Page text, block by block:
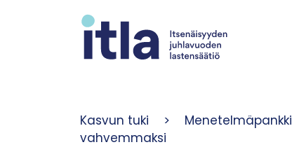
Kasvun tuki > Menetelmäpankki
vahvemmaksi